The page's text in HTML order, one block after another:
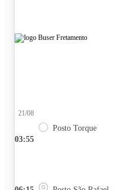
03:55
21/08
Posto Torque